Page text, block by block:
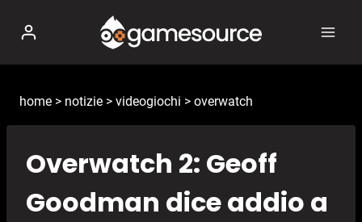
contenuto
home > notizie > videogiochi > overwatch
Overwatch 2: Geoff
Goodman dice addio a